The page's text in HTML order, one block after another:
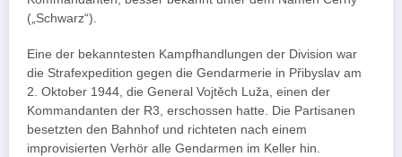
(„Schwarz“).
Eine der bekanntesten Kampfhandlungen der Division war
die Strafexpedition gegen die Gendarmerie in Přibyslav am
2. Oktober 1944, die General Vojtěch Luža, einen der
Kommandanten der R3, erschossen hatte. Die Partisanen
besetzten den Bahnhof und richteten nach einem
improvisierten Verhör alle Gendarmen im Keller hin.